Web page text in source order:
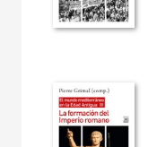
Clásicos del
Filosofía y
Fuera de colección